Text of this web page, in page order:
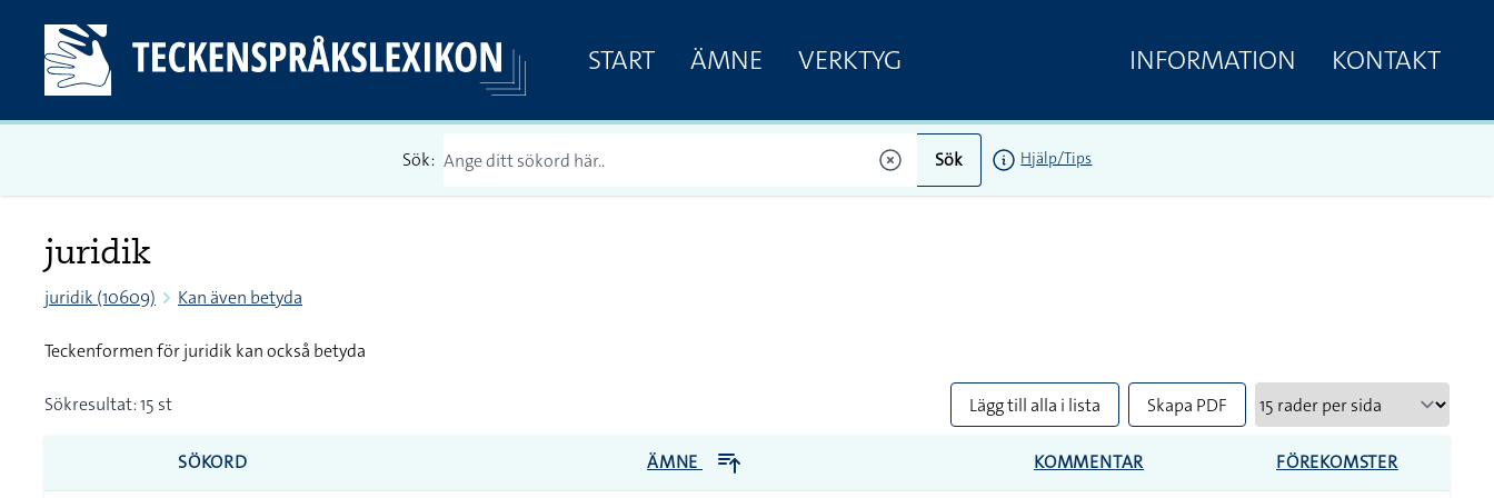
START ÄMNE VERKTYG INFORMATION KONTAKT
Sök: Sök Hjälp/Tips
juridik
juridik (10609) Kan även betyda
Teckenformen för juridik kan också betyda
Sökresultat: 15 st Lägg till alla i lista Skapa PDF
SÖKORD ÄMNE KOMMENTAR FÖREKOMSTER